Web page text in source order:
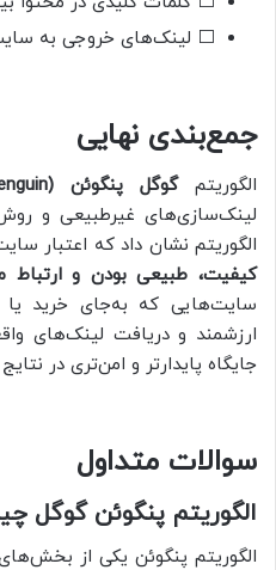
⬜ لینک‌های خروجی به
جمع‌بندی نهایی
الگوریتمگوگل پنگوئن (Google Penguin)
لینک‌سازی‌های غیرطبیعی و
الگوریتم نشان داد که اعتبار
کیفیت، طبیعی بودن و ارتباط
سایت‌هایی که به‌جای خرید یا
ارزشمند و دریافت لینک‌های
جایگاه پایدارتر و امن‌تری در
سوالات متداول
الگوریتم پنگوئن گوگل
الگوریتم پنگوئن یکی از